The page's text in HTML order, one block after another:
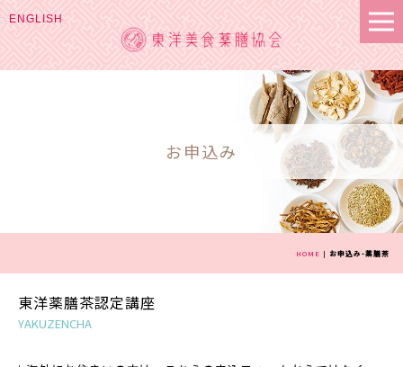
お申込み
HOME | お申込み-薬膳茶
東洋薬膳茶認定講座
YAKUZENCHA
ENGLISH